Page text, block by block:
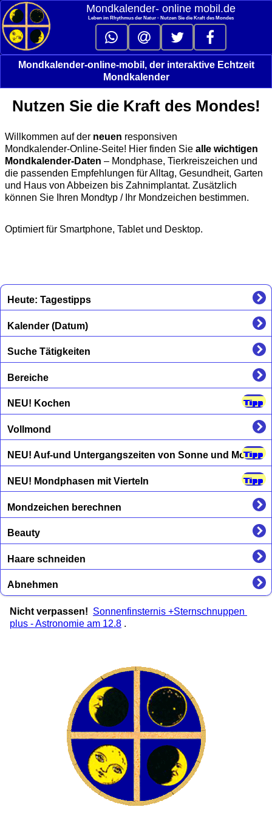
Mondkalender‑ online mobil.de
Leben im Rhythmus der Natur - Nutzen Sie die Kraft des Mondes
Mondkalender-online-mobil, der interaktive Echtzeit
Mondkalender
Nutzen Sie die Kraft des Mondes!
Willkommen auf der neuen responsiven
Mondkalender‑Online‑Seite! Hier finden Sie alle wichtigen
Mondkalender‑Daten – Mondphase, Tierkreiszeichen und
die passenden Empfehlungen für Alltag, Gesundheit, Garten
und Haus von Abbeizen bis Zahnimplantat. Zusätzlich
können Sie Ihren Mondtyp / Ihr Mondzeichen bestimmen.
Optimiert für Smartphone, Tablet und Desktop.
Heute: Tagestipps
Kalender (Datum)
Suche Tätigkeiten
Bereiche
NEU! Kochen
Vollmond
NEU! Auf-und Untergangszeiten von Sonne und Mond
NEU! Mondphasen mit Vierteln
Mondzeichen berechnen
Beauty
Haare schneiden
Abnehmen
Nicht verpassen! Sonnenfinsternis +Sternschnuppen
plus - Astronomie am 12.8 .